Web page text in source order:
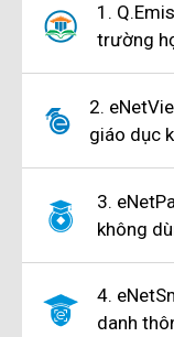
1.
trường
2.
giáo dục
3.
không
4.
danh